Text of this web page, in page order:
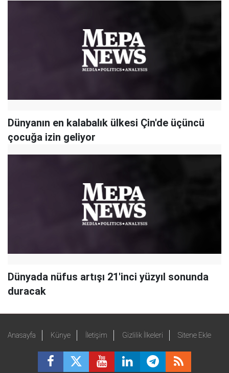
Dünyanın en kalabalık ülkesi Çin'de üçüncü
çocuğa izin geliyor
Dünyada nüfus artışı 21'inci yüzyıl sonunda
duracak
Anasayfa Künye İletişim Gizlilik İlkeleri Sitene Ekle